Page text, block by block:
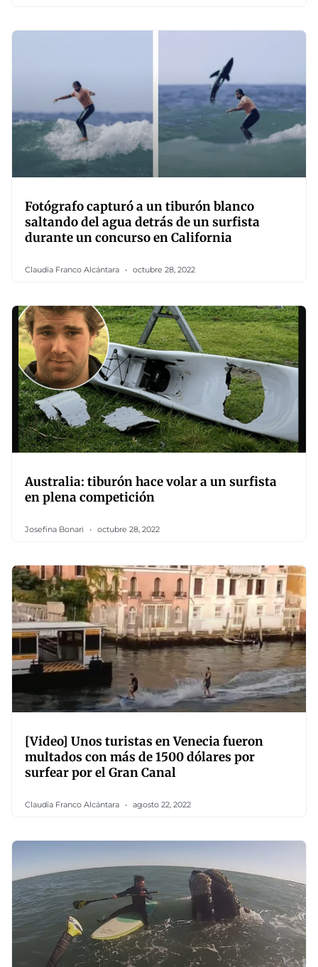
Fotógrafo capturó a un tiburón blanco
saltando del agua detrás de un surfista
durante un concurso en California
Claudia Franco Alcántara octubre 28, 2022
Australia: tiburón hace volar a un surfista
en plena competición
Josefina Bonari octubre 28, 2022
[Video] Unos turistas en Venecia fueron
multados con más de 1500 dólares por
surfear por el Gran Canal
Claudia Franco Alcántara agosto 22, 2022